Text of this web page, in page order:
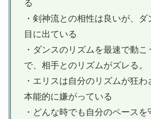
る
・剣神流との相性は良いが、ダ
目に出ている
・ダンスのリズムを最速で動こ
で、相手とのリズムがズレる。
・エリスは自分のリズムが狂わ
本能的に嫌がっている
・どんな時でも自分のペースを